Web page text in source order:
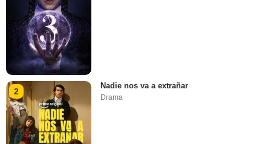
2
Nadie nos va a extrañar
Drama